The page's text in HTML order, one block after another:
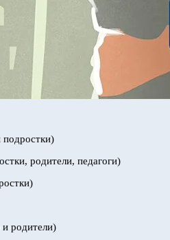
подростки)
родители, педагоги)
и родители)